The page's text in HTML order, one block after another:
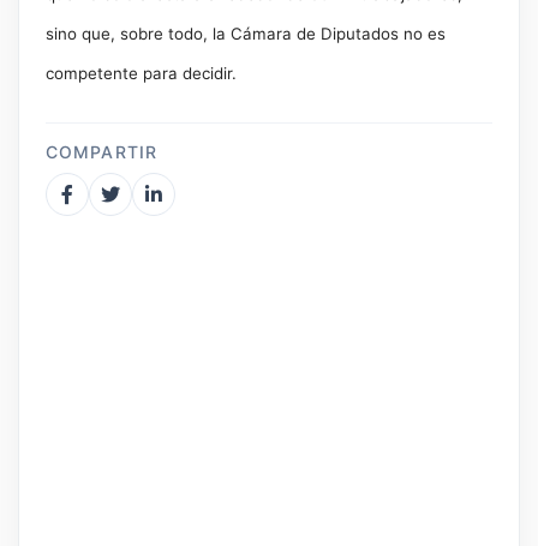
sino que, sobre todo, la Cámara de Diputados no es
competente para decidir.
COMPARTIR